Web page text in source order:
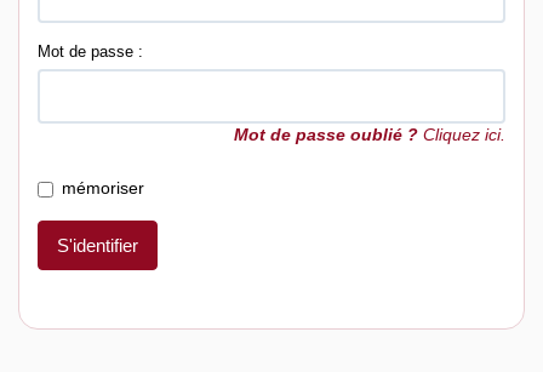
Mot de passe :
Mot de passe oublié ? Cliquez ici.
mémoriser
S'identifier